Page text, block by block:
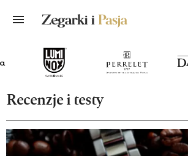
Recenzje i testy